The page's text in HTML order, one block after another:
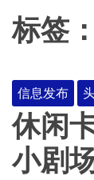
标签：
信息发布
休闲
小剧